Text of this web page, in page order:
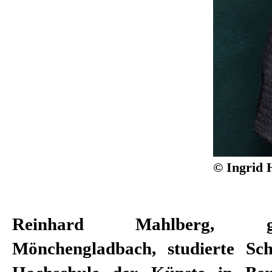
© Ingrid
Reinhard Mahlberg,
Mönchengladbach, studierte
Nationaltheaters Mannheim.
dreht er fürs Fernsehen und